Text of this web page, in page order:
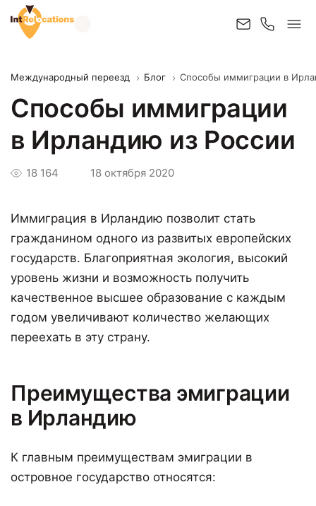
Международный переезд Блог Способы иммиграции в
Способы иммиграции
в Ирландию из России
18 164 18 октября 2020
Иммиграция в Ирландию позволит стать
гражданином одного из развитых европейских
государств. Благоприятная экология, высокий
уровень жизни и возможность получить
качественное высшее образование с каждым
годом увеличивают количество желающих
переехать в эту страну.
Преимущества эмиграции
в Ирландию
К главным преимуществам эмиграции в
островное государство относятся: